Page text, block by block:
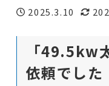
投稿日
2025.3.10 更新日
「49.5kw
依頼でした